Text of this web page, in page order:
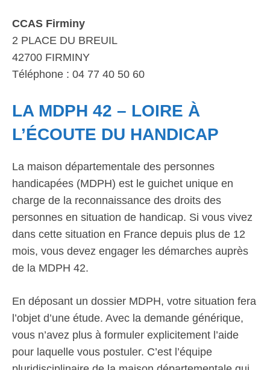
CCAS Firminy
2 PLACE DU BREUIL
42700 FIRMINY
Téléphone : 04 77 40 50 60
LA MDPH 42 – LOIRE À
L’ÉCOUTE DU HANDICAP
La maison départementale des personnes
handicapées (MDPH) est le guichet unique en
charge de la reconnaissance des droits des
personnes en situation de handicap. Si vous vivez
dans cette situation en France depuis plus de 12
mois, vous devez engager les démarches auprès
de la MDPH 42.
En déposant un dossier MDPH, votre situation fera
l’objet d’une étude. Avec la demande générique,
vous n’avez plus à formuler explicitement l’aide
pour laquelle vous postuler. C’est l’équipe